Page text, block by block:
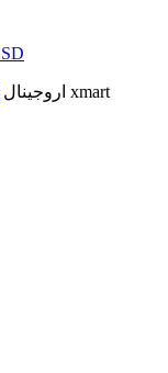
اروجینال xmart